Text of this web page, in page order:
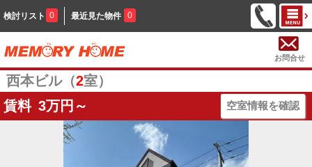
検討リスト 0 最近見た物件 0
お問合せ
西本ビル（2室）
賃料 3万円～ 空室情報を確認